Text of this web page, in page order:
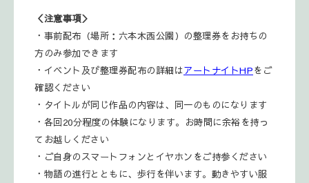
＜注意事項＞
・事前配布（場所：六本木西公園）の整理券をお持ちの
方のみ参加できます
・イベント及び整理券配布の詳細はアートナイトHPをご
確認ください
・タイトルが同じ作品の内容は、同一のものになります
・各回20分程度の体験になります。お時間に余裕を持っ
てお越しください
・ご自身のスマートフォンとイヤホンをご持参ください
・物語の進行とともに、歩行を伴います。動きやすい服